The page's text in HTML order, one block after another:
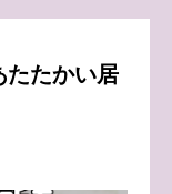
たたかい居